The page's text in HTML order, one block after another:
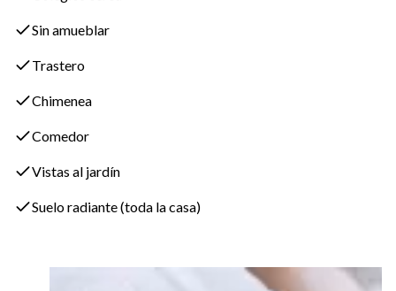
persianas automáticas elevan el atractivo de la villa.
Sin amueblar
Trastero
Chimenea
Comedor
Vistas al jardín
Suelo radiante (toda la casa)